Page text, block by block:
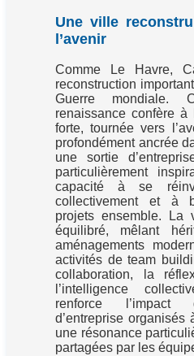
Une ville
l’avenir
Comme Le Havre,
reconstruction
Guerre mondiale.
renaissance confère
forte, tournée vers
profondément ancrée
une sortie
particulièrement
capacité à se
collectivement et à
projets ensemble. La
équilibré, mêlant
aménagements
activités de team
collaboration, la
l’intelligence
renforce l’impact
d’entreprise
une résonance
partagées par les